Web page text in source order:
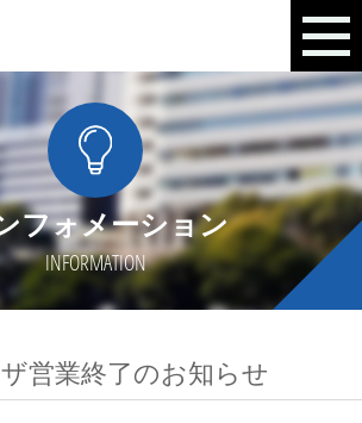
フォメーション
INFORMATION
営業終了のお知らせ